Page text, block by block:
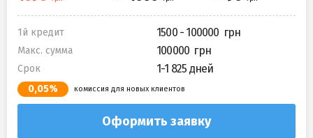
1й кредит 1500 - 100000
Макс. сумма 100000
Срок 1-1 825 дней
0,05% комиссия для новых клиентов
Оформить заявку